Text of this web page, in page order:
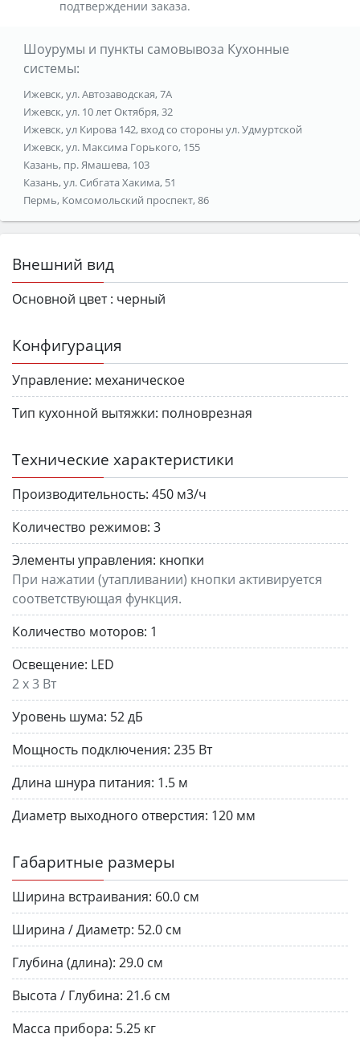
подтверждении заказа.
Шоурумы и пункты самовывоза Кухонные
системы:
Ижевск, ул. Автозаводская, 7А
Ижевск, ул. 10 лет Октября, 32
Ижевск, ул Кирова 142, вход со стороны ул. Удмуртской
Ижевск, ул. Максима Горького, 155
Казань, пр. Ямашева, 103
Казань, ул. Сибгата Хакима, 51
Пермь, Комсомольский проспект, 86
Внешний вид
Основной цвет : черный
Конфигурация
Управление: механическое
Тип кухонной вытяжки: полноврезная
Технические характеристики
Производительность: 450 м3/ч
Количество режимов: 3
Элементы управления: кнопки
При нажатии (утапливании) кнопки активируется
соответствующая функция.
Количество моторов: 1
Освещение: LED
2 х 3 Вт
Уровень шума: 52 дБ
Мощность подключения: 235 Вт
Длина шнура питания: 1.5 м
Диаметр выходного отверстия: 120 мм
Габаритные размеры
Ширина встраивания: 60.0 см
Ширина / Диаметр: 52.0 см
Глубина (длина): 29.0 см
Высота / Глубина: 21.6 см
Масса прибора: 5.25 кг